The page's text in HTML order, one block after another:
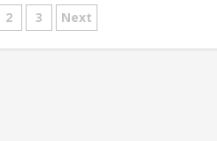
2 3 Next